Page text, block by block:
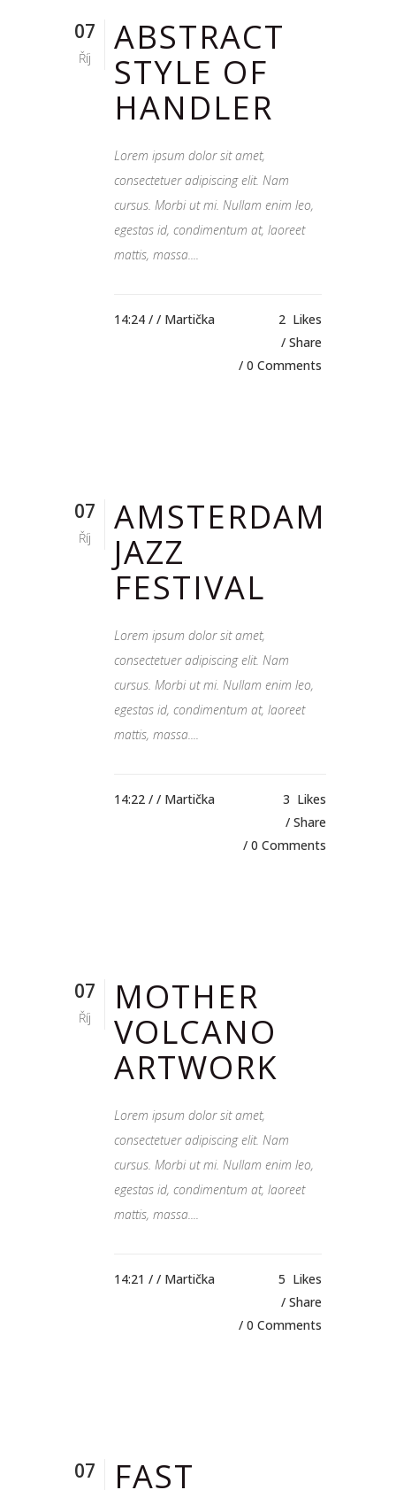
07
Říj
ABSTRACT
STYLE OF
HANDLER
Lorem ipsum dolor sit amet,
consectetuer adipiscing elit. Nam
cursus. Morbi ut mi. Nullam enim leo,
egestas id, condimentum at, laoreet
mattis, massa....
14:24 / / Martička 2 Likes
Share
0 Comments
07
Říj
AMSTERDAM
JAZZ
FESTIVAL
Lorem ipsum dolor sit amet,
consectetuer adipiscing elit. Nam
cursus. Morbi ut mi. Nullam enim leo,
egestas id, condimentum at, laoreet
mattis, massa....
14:22 / / Martička 3 Likes
Share
0 Comments
07
Říj
MOTHER
VOLCANO
ARTWORK
Lorem ipsum dolor sit amet,
consectetuer adipiscing elit. Nam
cursus. Morbi ut mi. Nullam enim leo,
egestas id, condimentum at, laoreet
mattis, massa....
14:21 / / Martička 5 Likes
Share
0 Comments
07 FAST